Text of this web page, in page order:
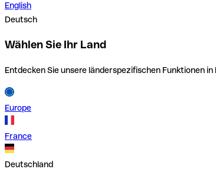
English
Deutsch
Wählen Sie Ihr Land
Entdecken Sie unsere länderspezifischen Funktionen
Europe
France
Deutschland